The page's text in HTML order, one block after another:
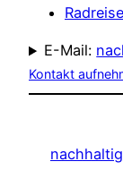
E-Mail:
Kontakt